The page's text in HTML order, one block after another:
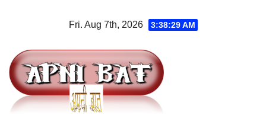
Fri. Aug 7th, 2026 3:38:30 AM